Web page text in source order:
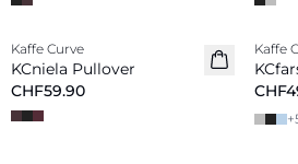
Neu
Kaffe Curve
KCniela Pullover
CHF59.90
Neu
Kaffe
+